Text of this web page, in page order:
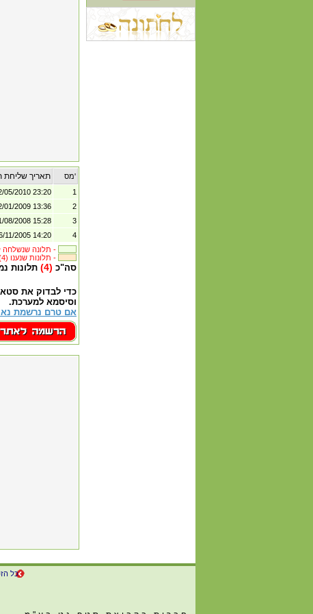
תאריך שליחת מס'
05/2010 23:20 1
01/2009 13:36 2
08/2008 15:28 3
11/2005 14:20
4
תלונה שנשלחה לבית העסק -
(4) תלונות שנענו -
סה"כ (4) תלונות
כדי לבדוק את
וסיסמא למערכת.
אם טרם נרשמת
כל